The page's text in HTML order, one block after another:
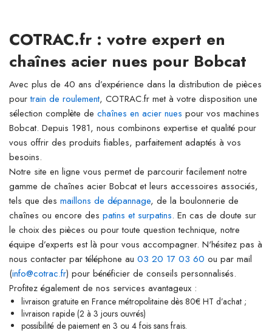
COTRAC.fr : votre expert en
chaînes acier nues pour Bobcat
Avec plus de 40 ans d’expérience dans la distribution de pièces
pourtrain de roulement, COTRAC.fr met à votre disposition une
sélection complète de chaînes en acier nues pour vos machines
Bobcat. Depuis 1981, nous combinons expertise et qualité pour
vous offrir des produits fiables, parfaitement adaptés à vos
besoins.
Notre site en ligne vous permet de parcourir facilement notre
gamme de chaînes acier Bobcat et leurs accessoires associés,
tels que des maillons de dépannage, de la boulonnerie de
chaînes ou encore des patins et surpatins. En cas de doute sur
le choix des pièces ou pour toute question technique, notre
équipe d’experts est là pour vous accompagner. N'hésitez pas à
nous contacter par téléphone au 03 20 17 03 60 ou par mail
(info@cotrac.fr) pour bénéficier de conseils personnalisés.
Profitez également de nos services avantageux :
livraison gratuite en France métropolitaine dès 80€ HT d’achat ;
livraison rapide (2 à 3 jours ouvrés)
possibilité de paiement en 3 ou 4 fois sans frais.